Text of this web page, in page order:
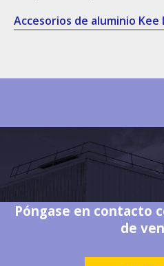
Accesorios de aluminio Kee
Póngase en contacto
de